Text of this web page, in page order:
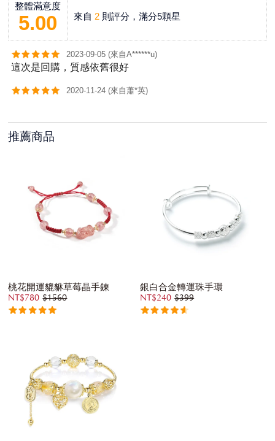
整體滿意度
5.00 來自 2 則評分，滿分5顆星
2023-09-05 (來自A******u)
這次是回購，質感依舊很好
2020-11-24 (來自蕭*英)
推薦商品
桃花開運貔貅草莓晶手鍊
NT$780 $1560
銀白合金轉運珠手環
NT$240 $399